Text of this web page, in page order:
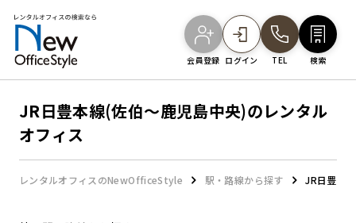
会員登録 ログイン TEL 検索
オフィスを探す
主要エリアから探す
JR日豊本線(佐伯～鹿児島中央)のレンタル
オフィス
レンタルオフィスのNewOfficeStyle 駅・路線から探す JR日豊本